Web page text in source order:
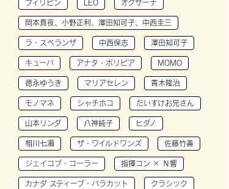
フィリピン LEO オクサーナ
岡本真夜、小野正利、澤田知可子、中西圭三
ラ・スペランザ 中西保志 澤田知可子
キューバ アナタ・ボリビア MOMO
徳永ゆうき マリアセレン 青木隆治
モノマネ シャチホコ だいすけお兄さん
山本リンダ 八神純子 ヒダノ
相川七瀬 ザ・ワイルドワンズ 佐藤竹善
ジェイコブ・コーラー 指揮コン × Ｎ響
カナダ スティーブ・バラカット クラシック